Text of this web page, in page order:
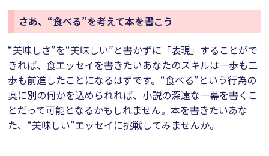
さあ、“食べる”を考えて本を書こう
“美味しさ”を“美味しい”と書かずに「表現」することがで
きれば、食エッセイを書きたいあなたのスキルは一歩も二
歩も前進したことになるはずです。“食べる”という行為の
奥に別の何かを込められれば、小説の深遠な一幕を書くこ
とだって可能となるかもしれません。本を書きたいあな
た、“美味しい”エッセイに挑戦してみませんか。